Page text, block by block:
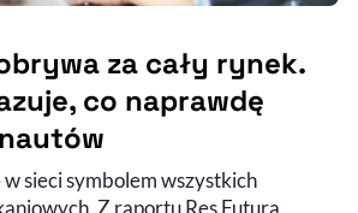
za cały rynek.
co naprawdę
w sieci symbolem wszystkich
Z raportu Res Futura